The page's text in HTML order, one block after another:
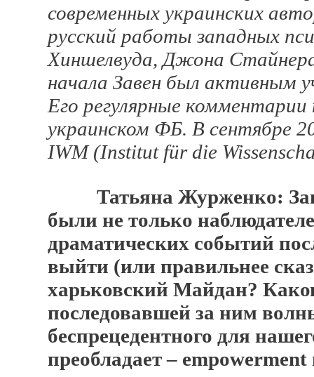
современных украинских
русский работы западных
Хиншелвуда, Джона
начала Завен был активным
Его регулярные
украинском ФБ. В сентябре
IWM (Institut für die
Татьяна Журженко:
были не только
драматических событий
выйти (или правильнее
харьковский Майдан?
последовавшей за ним
беспрецедентного для
преобладает –